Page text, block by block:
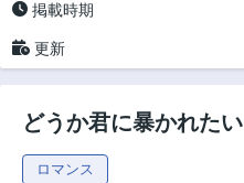
掲載時期
更新
どうか君に暴かれたい
ロマンス